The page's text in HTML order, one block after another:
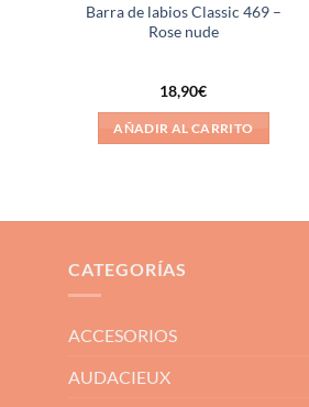
Barra de labios Classic 469 –
Rose nude
18,90€
AÑADIR AL CARRITO
CATEGORÍAS
ACCESORIOS
AUDACIEUX